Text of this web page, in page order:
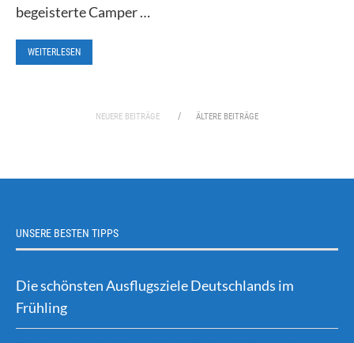
begeisterte Camper …
WEITERLESEN
NEUERE BEITRÄGE ÄLTERE BEITRÄGE
UNSERE BESTEN TIPPS
Die schönsten Ausflugsziele Deutschlands im
Frühling